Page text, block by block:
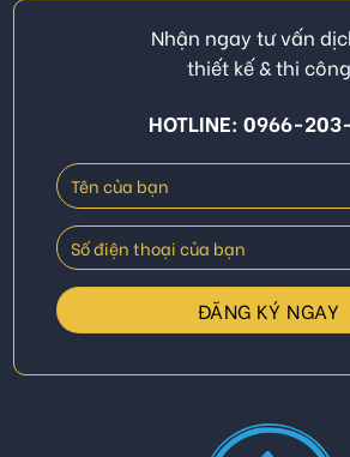
Nhận ngay tư vấn
thiết kế & thi công
HOTLINE: 0966-